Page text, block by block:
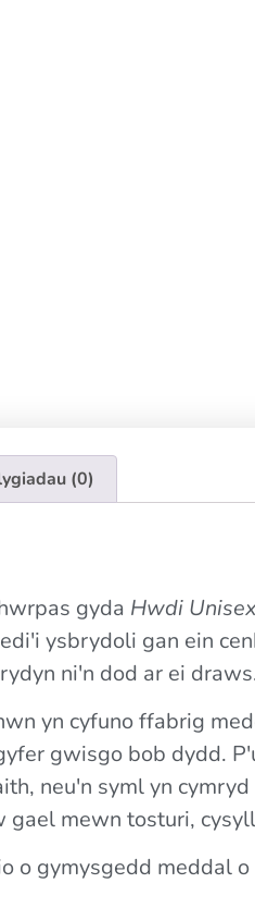
(0)
gyda Hwdi
ysbrydoli gan ein
ni'n dod ar ei
yn cyfuno ffabrig
gwisgo bob dydd.
neu'n syml yn
mewn tosturi,
o gymysgedd meddal